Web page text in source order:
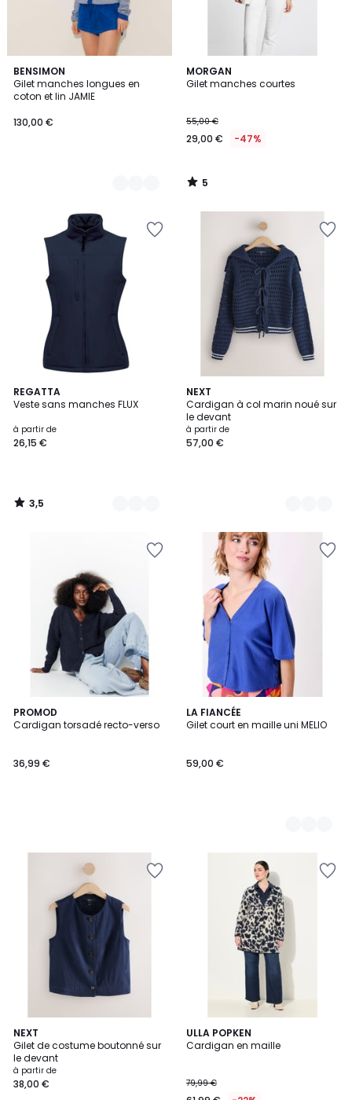
BENSIMON
Gilet manches longues en
coton et lin JAMIE
130,00 €
2
Couleurs
MORGAN
Gilet manches courtes
55,00 €
29,00 € -47%
5
/
5
/
REGATTA
Veste sans manches FLUX
à partir de
26,15 €
3,5
/ 5
4
Couleurs
3,5
/
NEXT
Cardigan à col marin noué sur
le devant
à partir de
57,00 €
3
Couleurs
PROMOD
Cardigan torsadé recto-verso
36,99 €
LA FIANCÉE
Gilet court en maille uni MELIO
59,00 €
5
Couleurs
NEXT
Gilet de costume boutonné sur
le devant
à partir de
38,00 €
3
Couleurs
ULLA POPKEN
Cardigan en maille
79,99 €